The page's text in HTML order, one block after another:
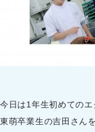
今日は1年生初めての
東萌卒業生の吉田さん